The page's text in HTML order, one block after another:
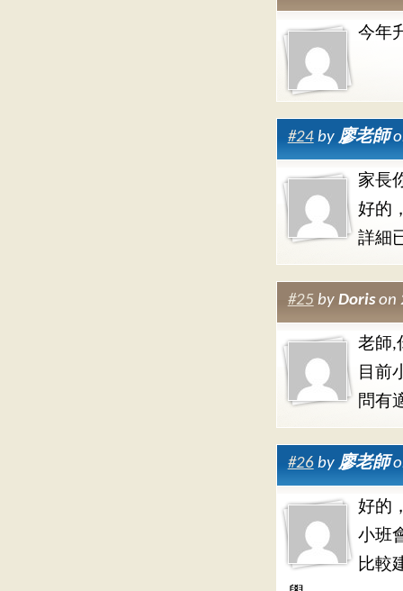
今年
#24by 廖老師
家長
好的
詳細
#25 by Dorison
老師,
目前
問有
#26by 廖老師
好的
小班
比較